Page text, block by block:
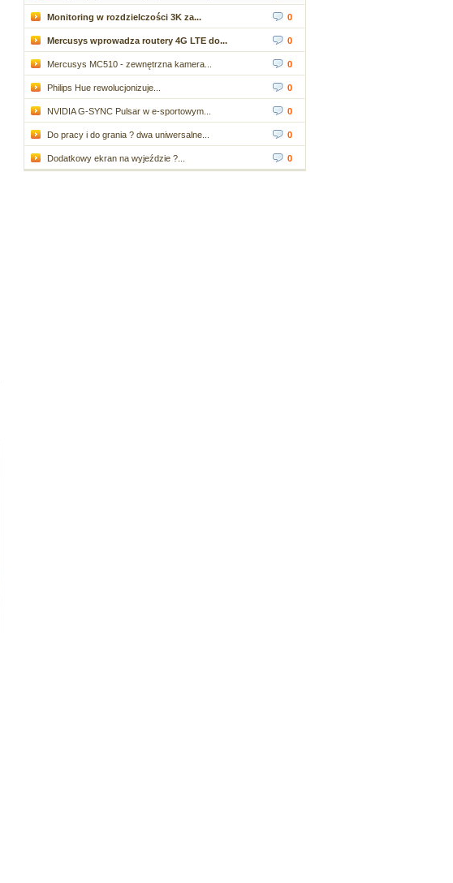
Monitoring w rozdzielczości 3K za... 0
Mercusys wprowadza routery 4G LTE do... 0
Mercusys MC510 - zewnętrzna kamera... 0
Philips Hue rewolucjonizuje... 0
NVIDIA G-SYNC Pulsar w e-sportowym... 0
Do pracy i do grania ? dwa uniwersalne... 0
Dodatkowy ekran na wyjeździe ?... 0